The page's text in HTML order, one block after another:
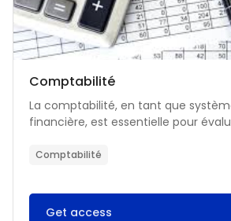
Catégorie de cours
Nom du cours
Comptabilité
Résumé du cours :
La comptabilité, en tant que
financière, est essentielle pour
Comptabilité
Get access